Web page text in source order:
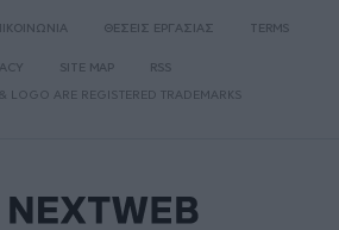
ΘΕΣΕΙΣ ΕΡΓΑΣΙΑΣ TERMS
SITE MAP
RSS
LOGO ARE REGISTERED TRADEMARKS